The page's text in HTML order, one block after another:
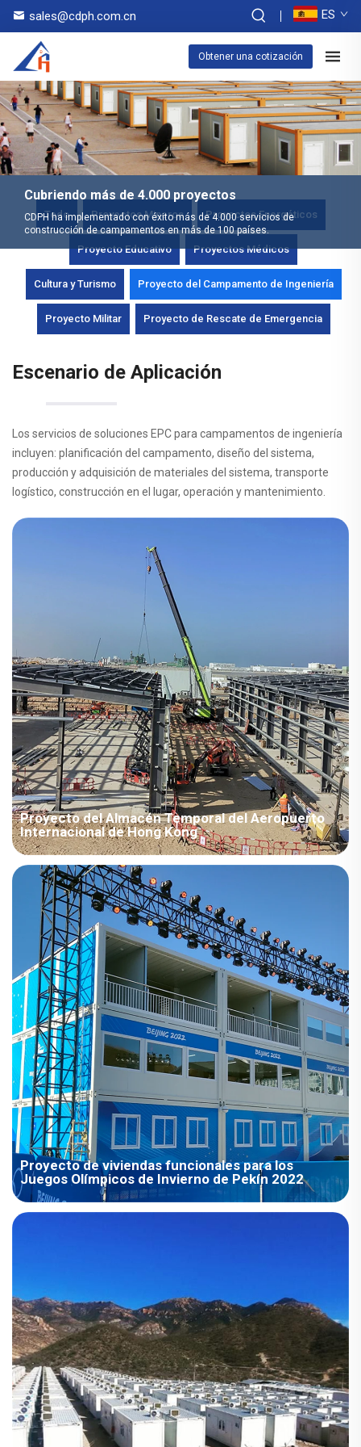
sales@cdph.com.cn ES
Obtener una cotización
Cubriendo más de 4.000 proyectos
CDPH ha implementado con éxito más de 4.000 servicios de
construcción de campamentos en más de 100 países.
Todo Proyectos Mineros Proyectos Energéticos
Proyecto Educativo Proyectos Médicos
Cultura y Turismo Proyecto del Campamento de Ingeniería
Proyecto Militar Proyecto de Rescate de Emergencia
Escenario de Aplicación
Los servicios de soluciones EPC para campamentos de ingeniería
incluyen: planificación del campamento, diseño del sistema,
producción y adquisición de materiales del sistema, transporte
logístico, construcción en el lugar, operación y mantenimiento.
Proyecto del Almacén Temporal del Aeropuerto
Internacional de Hong Kong
Las vigas en H, diseñadas para prefabricación, tienen una luz
máxima superior a 30 metros, lo que permite un montaje y
construcción rápidos, acortando efectivamente el ciclo del
proyecto y mejorando la eficiencia ingenieril.
Proyecto de viviendas funcionales para los
Juegos Olímpicos de Invierno de Pekín 2022
Resumen del proyecto Áreas: Asia / China Tipo de habitación:
negocio de alquiler, con un total de 1100 unidades modulares...